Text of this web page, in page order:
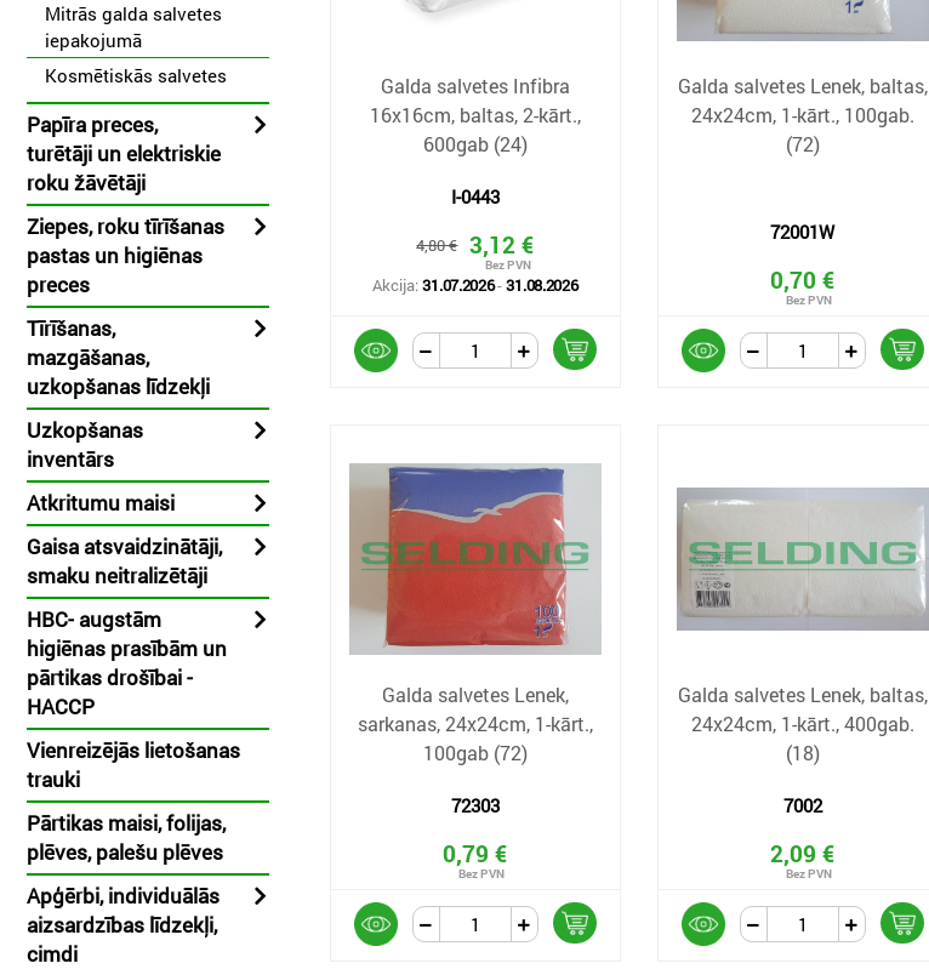
Mitrās galda salvetes
iepakojumā
Kosmētiskās salvetes
Papīra preces,
turētāji un elektriskie
roku žāvētāji
Ziepes, roku tīrīšanas
pastas un higiēnas
preces
Tīrīšanas,
mazgāšanas,
uzkopšanas līdzekļi
Uzkopšanas
inventārs
Atkritumu maisi
Gaisa atsvaidzinātāji,
smaku neitralizētāji
HBC- augstām
higiēnas prasībām un
pārtikas drošībai -
HACCP
Vienreizējās lietošanas
trauki
Pārtikas maisi, folijas,
plēves, palešu plēves
Apģērbi, individuālās
aizsardzības līdzekļi,
cimdi
Galda salvetes Infibra
16x16cm, baltas, 2-kārt.,
600gab (24)
I-0443
4,80 € 3,12 €
Akcija:31.07.2026-31.08.2026
Galda salvetes Lenek, baltas,
24x24cm, 1-kārt., 100gab.
(72)
72001W
0,70 €
Galda salvetes Lenek,
sarkanas, 24x24cm, 1-kārt.,
100gab (72)
72303
0,79 €
Galda salvetes Lenek, baltas,
24x24cm, 1-kārt., 400gab.
(18)
7002
2,09 €